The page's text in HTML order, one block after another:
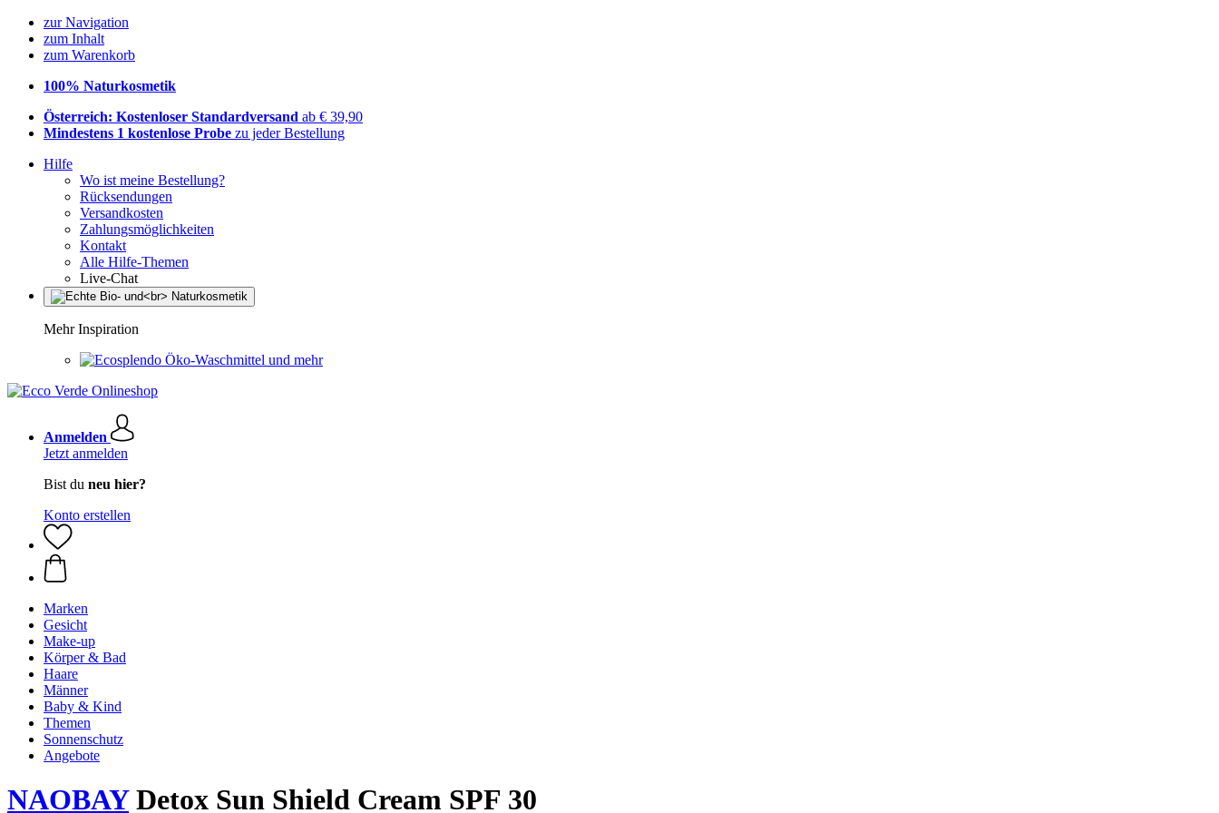
zur Navigation
zum Inhalt
zum Warenkorb
100% Naturkosmetik
Österreich: Kostenloser Standardversand ab € 39,90
Mindestens 1 kostenlose Probe zu jeder Bestellung
Hilfe
Wo ist meine Bestellung?
Rücksendungen
Versandkosten
Zahlungsmöglichkeiten
Kontakt
Alle Hilfe-Themen
Live-Chat
Mehr Inspiration
Öko-Waschmittel und mehr
Anmelden
Jetzt anmelden
Bist du neu hier?
Konto erstellen
Marken
Gesicht
Make-up
Körper & Bad
Haare
Männer
Baby & Kind
Themen
Sonnenschutz
Angebote
NAOBAYDetox Sun Shield Cream SPF 30